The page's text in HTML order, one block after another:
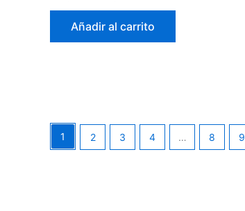
Añadir al carrito
1 2 3 4 … 8 9